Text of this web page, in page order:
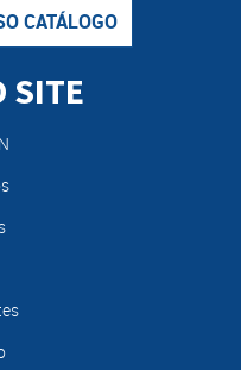
CATÁLOGO
SITE